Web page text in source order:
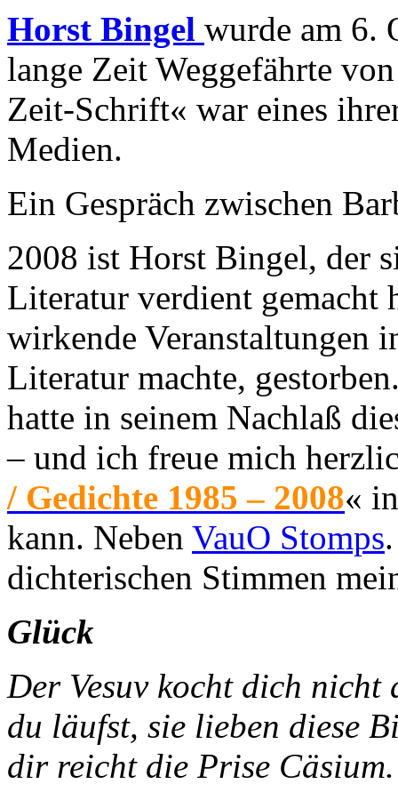
Horst Bingel wurde am 6.
lange Zeit Weggefährte
Zeit-Schrift« war eines
Medien.
Ein Gespräch zwischen
2008 ist Horst Bingel, der
Literatur verdient gemacht
wirkende Veranstaltungen
Literatur machte,
hatte in seinem Nachlaß
– und ich freue mich
/ Gedichte 1985 – 2008«
kann. Neben VauO Stomps
dichterischen Stimmen
Glück
Der Vesuv kocht
du läufst, sie lieben diese
dir reicht die Prise Cäsium.